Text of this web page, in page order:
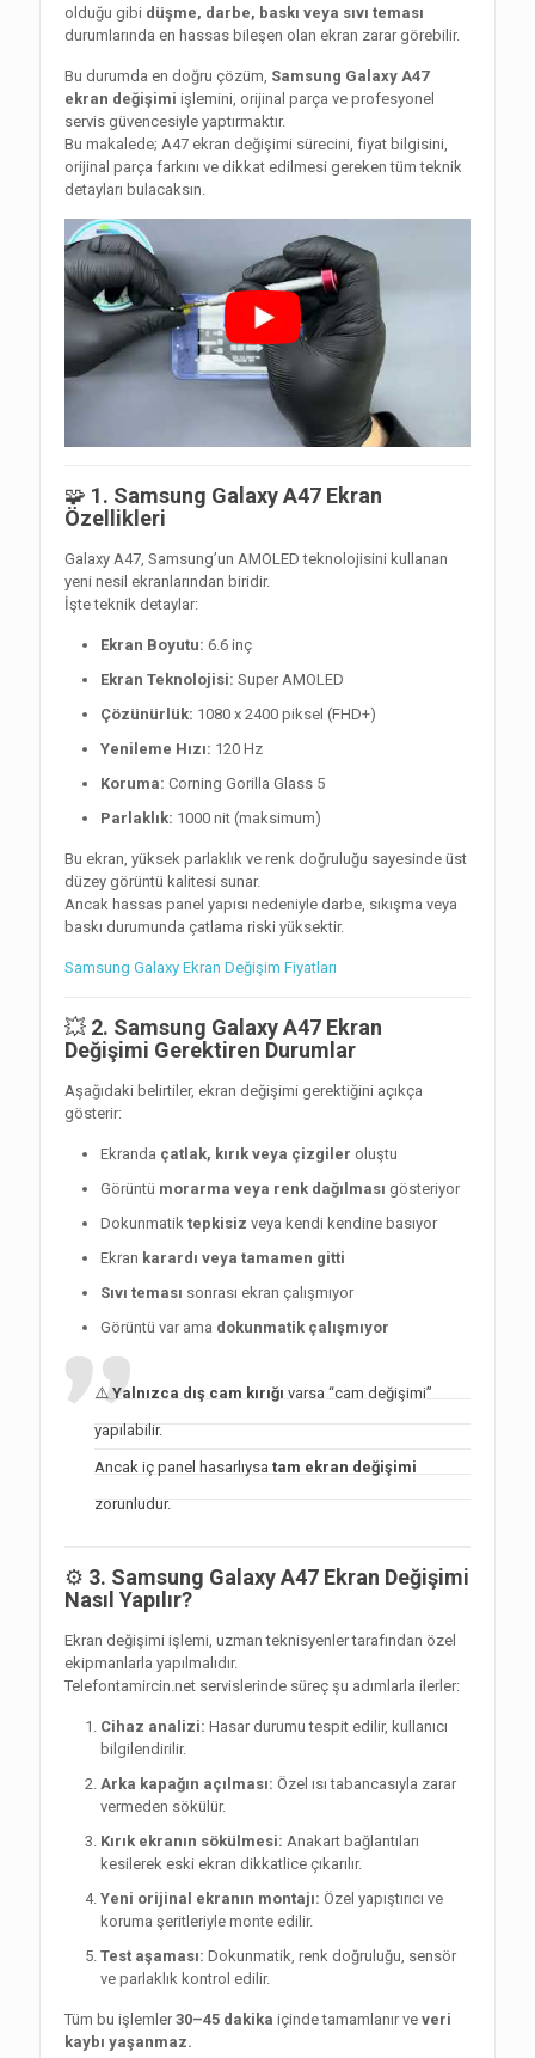
olduğu gibi düşme, darbe, baskı veya sıvı teması
durumlarında en hassas bileşen olan ekran zarar görebilir.
Bu durumda en doğru çözüm, Samsung Galaxy A47
ekran değişimi işlemini, orijinal parça ve profesyonel
servis güvencesiyle yaptırmaktır.
Bu makalede; A47 ekran değişimi sürecini, fiyat bilgisini,
orijinal parça farkını ve dikkat edilmesi gereken tüm teknik
detayları bulacaksın.
🧩 1. Samsung Galaxy A47 Ekran
Özellikleri
Galaxy A47, Samsung’un AMOLED teknolojisini kullanan
yeni nesil ekranlarından biridir.
İşte teknik detaylar:
Ekran Boyutu: 6.6 inç
Ekran Teknolojisi: Super AMOLED
Çözünürlük: 1080 x 2400 piksel (FHD+)
Yenileme Hızı: 120 Hz
Koruma: Corning Gorilla Glass 5
Parlaklık: 1000 nit (maksimum)
Bu ekran, yüksek parlaklık ve renk doğruluğu sayesinde üst
düzey görüntü kalitesi sunar.
Ancak hassas panel yapısı nedeniyle darbe, sıkışma veya
baskı durumunda çatlama riski yüksektir.
Samsung Galaxy Ekran Değişim Fiyatları
💥 2. Samsung Galaxy A47 Ekran
Değişimi Gerektiren Durumlar
Aşağıdaki belirtiler, ekran değişimi gerektiğini açıkça
gösterir:
Ekranda çatlak, kırık veya çizgiler oluştu
Görüntü morarma veya renk dağılması gösteriyor
Dokunmatik tepkisiz veya kendi kendine basıyor
Ekran karardı veya tamamen gitti
Sıvı teması sonrası ekran çalışmıyor
Görüntü var ama dokunmatik çalışmıyor
⚠️ Yalnızca dış cam kırığı varsa “cam değişimi”
yapılabilir.
Ancak iç panel hasarlıysa tam ekran değişimi
zorunludur.
⚙️ 3. Samsung Galaxy A47 Ekran Değişimi
Nasıl Yapılır?
Ekran değişimi işlemi, uzman teknisyenler tarafından özel
ekipmanlarla yapılmalıdır.
Telefontamircin.net servislerinde süreç şu adımlarla ilerler:
Cihaz analizi: Hasar durumu tespit edilir, kullanıcı
bilgilendirilir.
Arka kapağın açılması: Özel ısı tabancasıyla zarar
vermeden sökülür.
Kırık ekranın sökülmesi: Anakart bağlantıları
kesilerek eski ekran dikkatlice çıkarılır.
Yeni orijinal ekranın montajı: Özel yapıştırıcı ve
koruma şeritleriyle monte edilir.
Test aşaması: Dokunmatik, renk doğruluğu, sensör
ve parlaklık kontrol edilir.
Tüm bu işlemler30–45 dakika içinde tamamlanır ve veri
kaybı yaşanmaz.